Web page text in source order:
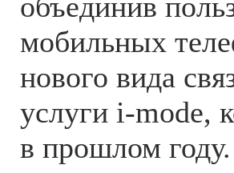
мобильных
нового вида
услуги i-mode,
в прошлом году.